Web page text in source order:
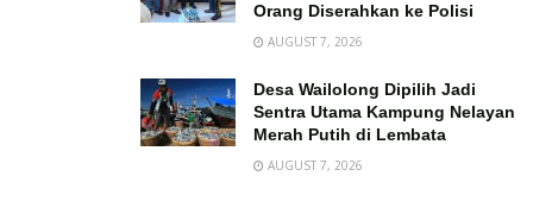
Orang Diserahkan ke Polisi
AUGUST 7, 2026
Desa Wailolong Dipilih Jadi
Sentra Utama Kampung Nelayan
Merah Putih di Lembata
AUGUST 7, 2026